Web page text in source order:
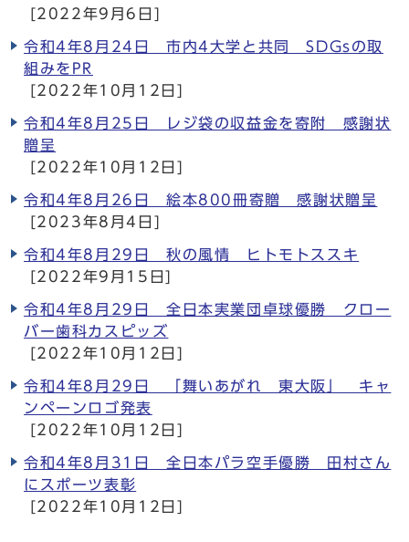
[2022年9月6日]
令和4年8月24日 市内4大学と共同 SDGsの取
組みをPR
[2022年10月12日]
令和4年8月25日 レジ袋の収益金を寄附 感謝状
贈呈
[2022年10月12日]
令和4年8月26日 絵本800冊寄贈 感謝状贈呈
[2023年8月4日]
令和4年8月29日 秋の風情 ヒトモトススキ
[2022年9月15日]
令和4年8月29日 全日本実業団卓球優勝 クロー
バー歯科カスピッズ
[2022年10月12日]
令和4年8月29日 「舞いあがれ 東大阪」 キャ
ンペーンロゴ発表
[2022年10月12日]
令和4年8月31日 全日本パラ空手優勝 田村さん
にスポーツ表彰
[2022年10月12日]